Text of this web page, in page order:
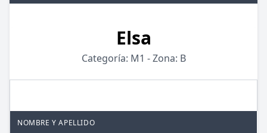
Elsa
Categoría: M1 - Zona: B
NOMBRE Y APELLIDO